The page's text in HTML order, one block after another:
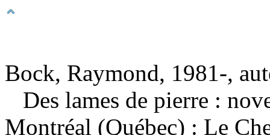
Bock, Raymond, 1981-,
Des lames de pierre :
Montréal (Québec) : Le